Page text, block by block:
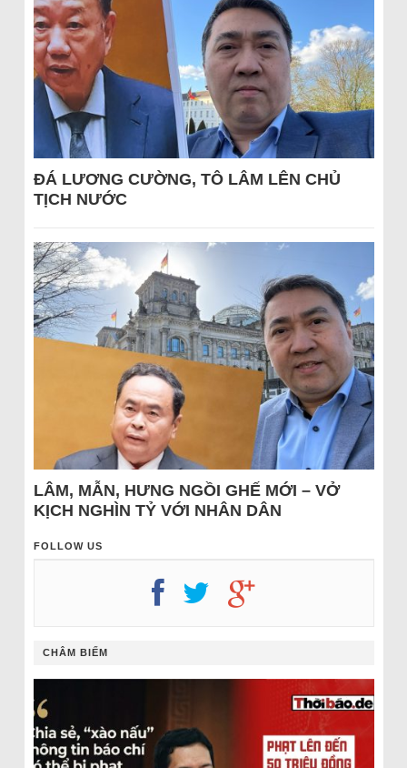
ĐÁ LƯƠNG CƯỜNG, TÔ LÂM LÊN CHỦ
TỊCH NƯỚC
LÂM, MẪN, HƯNG NGỒI GHẾ MỚI – VỞ
KỊCH NGHÌN TỶ VỚI NHÂN DÂN
FOLLOW US
CHÂM BIẾM